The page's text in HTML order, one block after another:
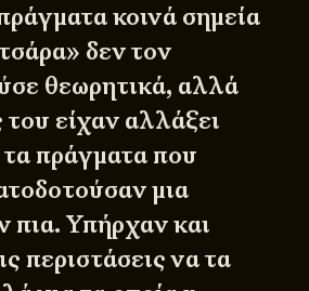
κοινά σημεία
δεν τον
θεωρητικά, αλλά
είχαν αλλάξει
πράγματα που
μια
πια. Υπήρχαν και
περιστάσεις να τα